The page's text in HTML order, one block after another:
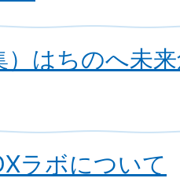
）はちのへ未
ラボについて